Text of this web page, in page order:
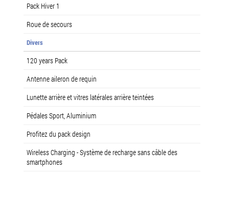
Pack Hiver 1
Roue de secours
Divers
120 years Pack
Antenne aileron de requin
Lunette arrière et vitres latérales arrière teintées
Pédales Sport, Aluminium
Profitez du pack design
Wireless Charging - Système de recharge sans câble des
smartphones